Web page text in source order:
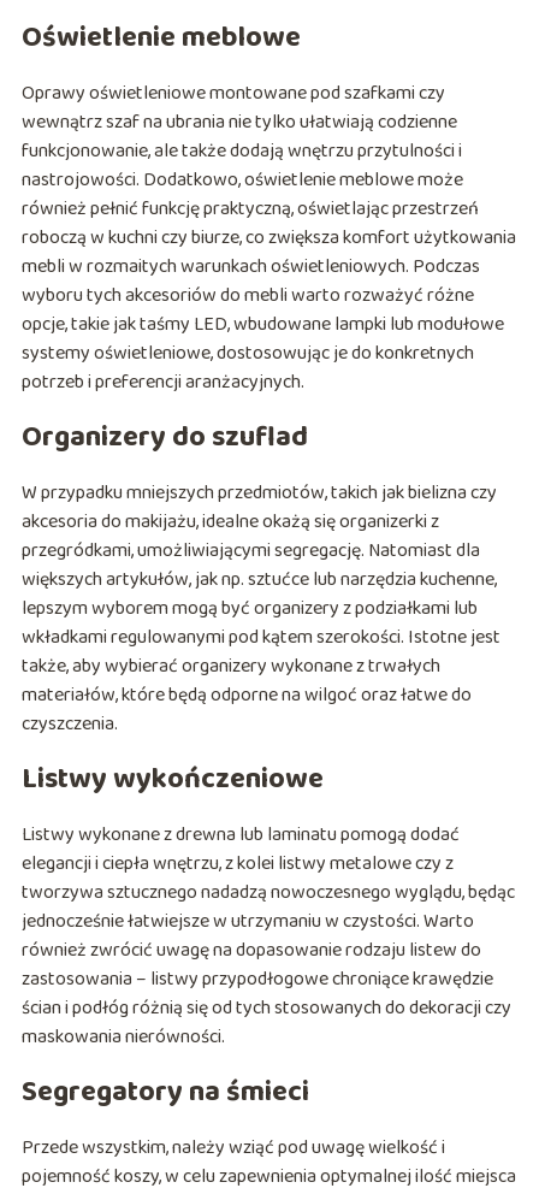
Oświetlenie meblowe
Oprawy oświetleniowe montowane pod szafkami czy
wewnątrz szaf na ubrania nie tylko ułatwiają codzienne
funkcjonowanie, ale także dodają wnętrzu przytulności i
nastrojowości. Dodatkowo, oświetlenie meblowe może
również pełnić funkcję praktyczną, oświetlając przestrzeń
roboczą w kuchni czy biurze, co zwiększa komfort użytkowania
mebli w rozmaitych warunkach oświetleniowych. Podczas
wyboru tych akcesoriów do mebli warto rozważyć różne
opcje, takie jak taśmy LED, wbudowane lampki lub modułowe
systemy oświetleniowe, dostosowując je do konkretnych
potrzeb i preferencji aranżacyjnych.
Organizery do szuflad
W przypadku mniejszych przedmiotów, takich jak bielizna czy
akcesoria do makijażu, idealne okażą się organizerki z
przegródkami, umożliwiającymi segregację. Natomiast dla
większych artykułów, jak np. sztućce lub narzędzia kuchenne,
lepszym wyborem mogą być organizery z podziałkami lub
wkładkami regulowanymi pod kątem szerokości. Istotne jest
także, aby wybierać organizery wykonane z trwałych
materiałów, które będą odporne na wilgoć oraz łatwe do
czyszczenia.
Listwy wykończeniowe
Listwy wykonane z drewna lub laminatu pomogą dodać
elegancji i ciepła wnętrzu, z kolei listwy metalowe czy z
tworzywa sztucznego nadadzą nowoczesnego wyglądu, będąc
jednocześnie łatwiejsze w utrzymaniu w czystości. Warto
również zwrócić uwagę na dopasowanie rodzaju listew do
zastosowania – listwy przypodłogowe chroniące krawędzie
ścian i podłóg różnią się od tych stosowanych do dekoracji czy
maskowania nierówności.
Segregatory na śmieci
Przede wszystkim, należy wziąć pod uwagę wielkość i
pojemność koszy, w celu zapewnienia optymalnej ilość miejsca